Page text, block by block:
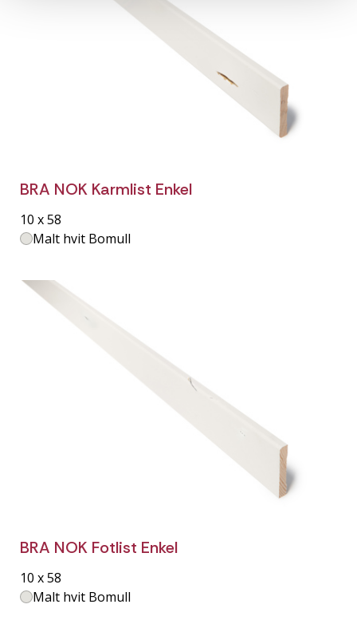
BRA NOK Karmlist Enkel
10 x 58
Malt hvit Bomull
BRA NOK Fotlist Enkel
10 x 58
Malt hvit Bomull